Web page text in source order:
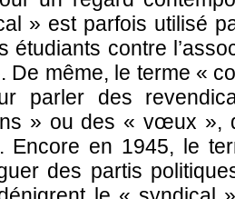
» est parfois utilisé
étudiants contre
De même, le terme «
parler des
» ou des « vœux »,
Encore en 1945, le
des partis